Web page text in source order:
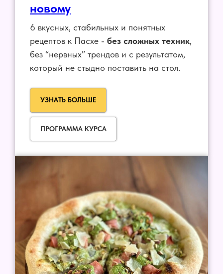
новому​
6 вкусных, стабильных и понятных
рецептов к Пасхе - без сложных техник,
без “нервных” трендов и с результатом,
который не стыдно поставить на стол.
УЗНАТЬ БОЛЬШЕ
ПРОГРАММА КУРСА